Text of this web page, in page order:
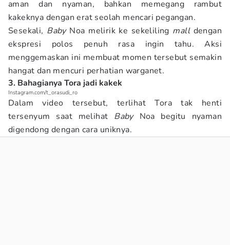
aman dan nyaman, bahkan memegang rambut
kakeknya dengan erat seolah mencari pegangan.
Sesekali, BabyNoa melirik ke sekeliling malldengan
ekspresi polos penuh rasa ingin tahu. Aksi
menggemaskan ini membuat momen tersebut semakin
hangat dan mencuri perhatian warganet.
3. Bahagianya Tora jadi kakek
Instagram.com/t_orasudi_ro
Dalam video tersebut, terlihat Tora tak henti
tersenyum saat melihat BabyNoa begitu nyaman
digendong dengan cara uniknya.